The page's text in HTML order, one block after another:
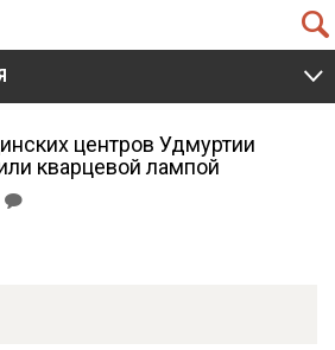
Q
V
центров Удмуртии
кварцевой лампой
J